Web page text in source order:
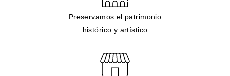
Preservamos el patrimonio
histórico y artístico